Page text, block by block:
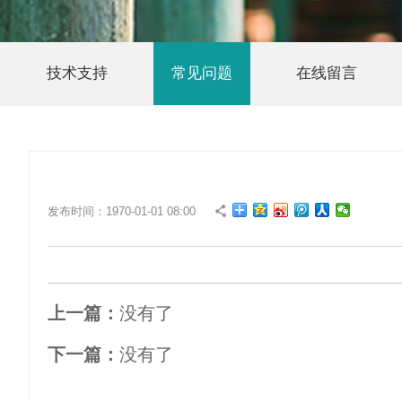
技术支持 常见问题 在线留言
发布时间：1970-01-01 08:00
上一篇： 没有了
下一篇： 没有了